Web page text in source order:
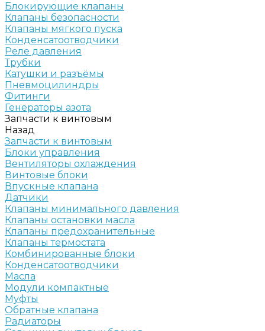
Блокирующие клапаны
Клапаны безопасности
Клапаны мягкого пуска
Конденсатоотводчики
Реле давления
Трубки
Катушки и разъёмы
Пневмоцилиндры
Фитинги
Генераторы азота
Запчасти к винтовым
Назад
Запчасти к винтовым
Блоки управления
Вентиляторы охлаждения
Винтовые блоки
Впускные клапана
Датчики
Клапаны минимального давления
Клапаны остановки масла
Клапаны предохранительные
Клапаны термостата
Комбинированные блоки
Конденсатоотводчики
Масла
Модули компактные
Муфты
Обратные клапана
Радиаторы